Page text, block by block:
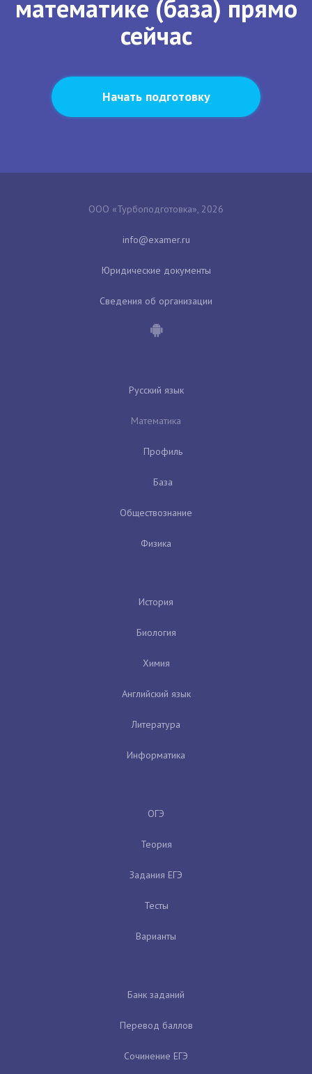
математике (база) прямо
сейчас
Начать подготовку
ООО «Турбоподготовка», 2026
Юридические документы
Сведения об организации
Русский язык
Математика
Профиль
База
Обществознание
Физика
История
Биология
Химия
Английский язык
Литература
Информатика
ОГЭ
Теория
Задания ЕГЭ
Тесты
Варианты
Банк заданий
Перевод баллов
Сочинение ЕГЭ